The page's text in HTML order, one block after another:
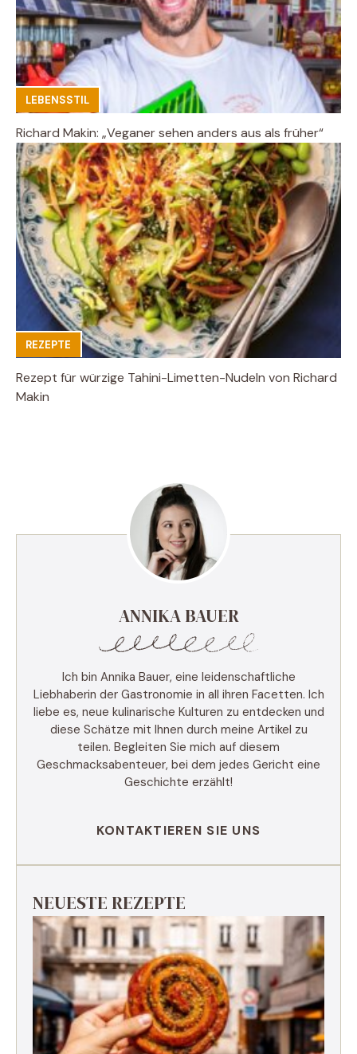
LEBENSSTIL
Richard Makin: „Veganer sehen anders aus als früher“
REZEPTE
Rezept für würzige Tahini-Limetten-Nudeln von Richard
Makin
ANNIKA BAUER
Ich bin Annika Bauer, eine leidenschaftliche
Liebhaberin der Gastronomie in all ihren Facetten. Ich
liebe es, neue kulinarische Kulturen zu entdecken und
diese Schätze mit Ihnen durch meine Artikel zu
teilen. Begleiten Sie mich auf diesem
Geschmacksabenteuer, bei dem jedes Gericht eine
Geschichte erzählt!
KONTAKTIEREN SIE UNS
NEUESTE REZEPTE